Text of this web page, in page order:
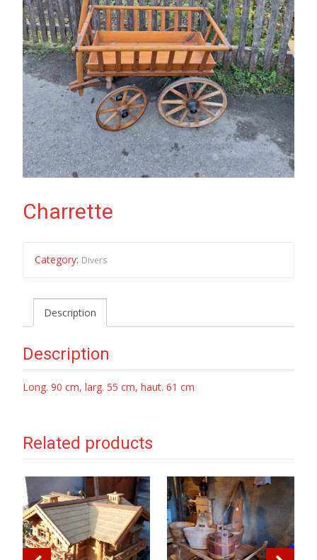
Charrette
Category: Divers
Description
Description
Long. 90 cm, larg. 55 cm, haut. 61 cm
Related products